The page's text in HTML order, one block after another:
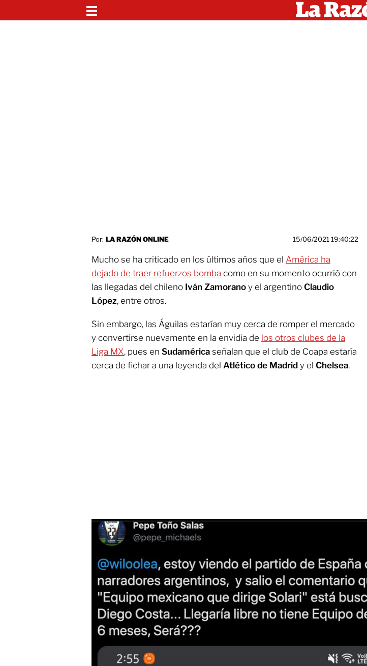
Por: LA RAZÓN ONLINE 15/06/2021 19:40:22
Mucho se ha criticado en los últimos años que el América ha
dejado de traer refuerzos bomba como en su momento ocurrió con
las llegadas del chileno Iván Zamorano y el argentino Claudio
López, entre otros.
Sin embargo, las Águilas estarían muy cerca de romper el mercado
y convertirse nuevamente en la envidia de los otros clubes de la
Liga MX, pues en Sudamérica señalan que el club de Coapa estaría
cerca de fichar a una leyenda del Atlético de Madrid y el Chelsea.